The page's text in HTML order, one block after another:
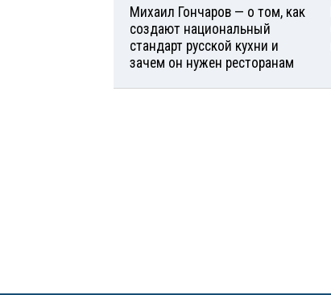
Михаил Гончаров — о том, как
создают национальный
стандарт русской кухни и
зачем он нужен ресторанам